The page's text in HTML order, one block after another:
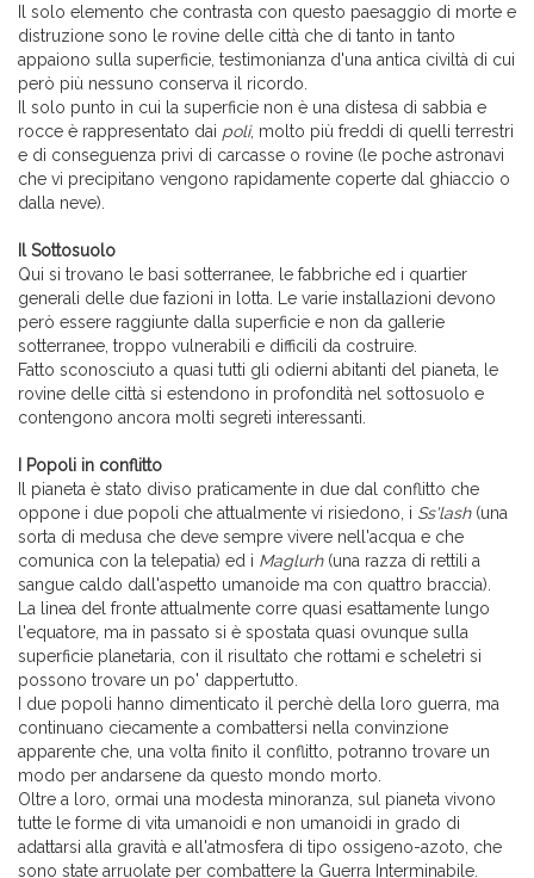
Il solo elemento che contrasta con questo paesaggio di morte e
distruzione sono le rovine delle città che di tanto in tanto
appaiono sulla superficie, testimonianza d'una antica civiltà di cui
però più nessuno conserva il ricordo.
Il solo punto in cui la superficie non è una distesa di sabbia e
rocce è rappresentato dai poli, molto più freddi di quelli terrestri
e di conseguenza privi di carcasse o rovine (le poche astronavi
che vi precipitano vengono rapidamente coperte dal ghiaccio o
dalla neve).
Il Sottosuolo
Qui si trovano le basi sotterranee, le fabbriche ed i quartier
generali delle due fazioni in lotta. Le varie installazioni devono
però essere raggiunte dalla superficie e non da gallerie
sotterranee, troppo vulnerabili e difficili da costruire.
Fatto sconosciuto a quasi tutti gli odierni abitanti del pianeta, le
rovine delle città si estendono in profondità nel sottosuolo e
contengono ancora molti segreti interessanti.
I Popoli in conflitto
Il pianeta è stato diviso praticamente in due dal conflitto che
oppone i due popoli che attualmente vi risiedono, i Ss'lash(una
sorta di medusa che deve sempre vivere nell'acqua e che
comunica con la telepatia) ed i Maglurh(una razza di rettili a
sangue caldo dall'aspetto umanoide ma con quattro braccia).
La linea del fronte attualmente corre quasi esattamente lungo
l'equatore, ma in passato si è spostata quasi ovunque sulla
superficie planetaria, con il risultato che rottami e scheletri si
possono trovare un po' dappertutto.
I due popoli hanno dimenticato il perchè della loro guerra, ma
continuano ciecamente a combattersi nella convinzione
apparente che, una volta finito il conflitto, potranno trovare un
modo per andarsene da questo mondo morto.
Oltre a loro, ormai una modesta minoranza, sul pianeta vivono
tutte le forme di vita umanoidi e non umanoidi in grado di
adattarsi alla gravità e all'atmosfera di tipo ossigeno-azoto, che
sono state arruolate per combattere la Guerra Interminabile.